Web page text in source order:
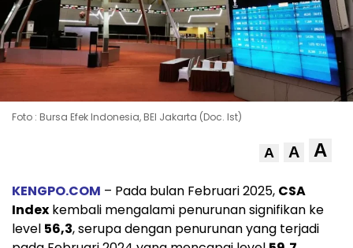
Foto : Bursa Efek Indonesia, BEI Jakarta (Doc. Ist)
A A A
KENGPO.COM – Pada bulan Februari 2025, CSA
Index kembali mengalami penurunan signifikan ke
level 56,3, serupa dengan penurunan yang terjadi